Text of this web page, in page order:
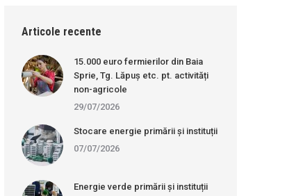
Articole recente
15.000 euro fermierilor din Baia
Sprie, Tg. Lăpuș etc. pt. activități
non-agricole
29/07/2026
Stocare energie primării și instituții
07/07/2026
Energie verde primării și instituții